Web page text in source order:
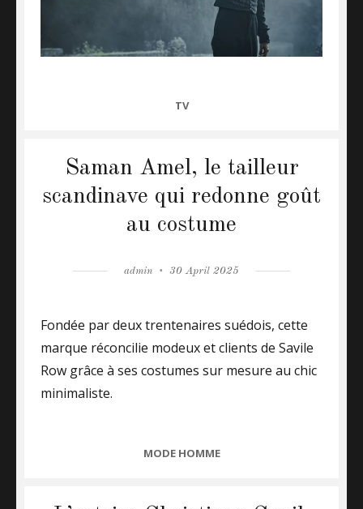
CATEGORIES
TV
Saman Amel, le tailleur
scandinave qui redonne goût
au costume
Author
admin
Posted
30 April 2025
Fondée par deux trentenaires suédois, cette
marque réconcilie modeux et clients de Savile
Row grâce à ses costumes sur mesure au chic
minimaliste.
CATEGORIES
MODE HOMME